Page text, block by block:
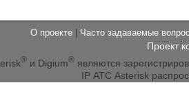
О проекте | Часто задаваемые
Проект
®и Digium®являются
IP АТС Asterisk